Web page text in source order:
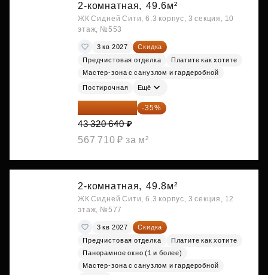
2-комнатная, 49.6м²
ЖК Сидней Сити, 6.3 корпус, 3 секция, 10
этаж, №553
3 кв 2027
Скидка
Предчистовая отделка
Платите как хотите
Мастер-зона с санузлом и гардеробной
Постирочная Ещё
28 158 416 ₽ -35%
43 320 640 ₽
567 710 ₽ за м²
2-комнатная, 49.8м²
ЖК Сидней Сити, 6.3 корпус, 3 секция, 12
этаж, №577
3 кв 2027
Скидка
Предчистовая отделка
Платите как хотите
Панорамное окно (1 и более)
Мастер-зона с санузлом и гардеробной